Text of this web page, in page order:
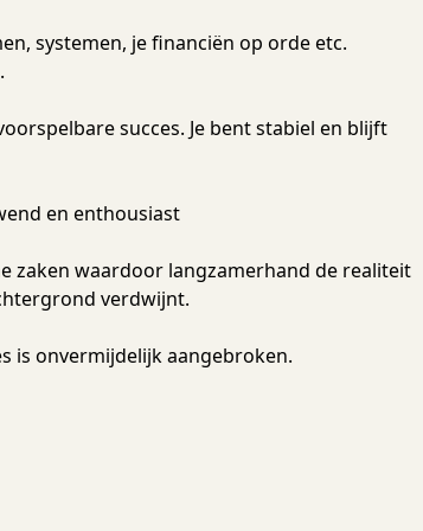
systemen, je financiën op orde etc.
succes. Je bent stabiel en blijft
en enthousiast
zaken waardoor langzamerhand de realiteit
verdwijnt.
is onvermijdelijk aangebroken.